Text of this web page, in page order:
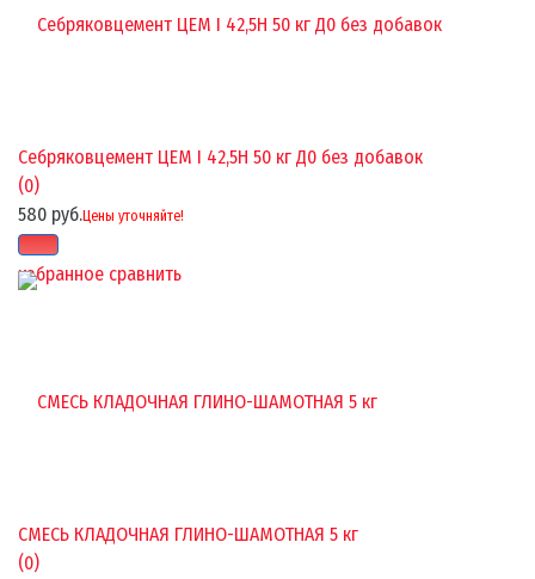
избранное сравнить
Себряковцемент ЦЕМ I 42,5Н 50 кг Д0 без добавок
(0)
580 руб.Цены уточняйте!
СМЕСЬ КЛАДОЧНАЯ ГЛИНО-ШАМОТНАЯ 5 кг
(0)